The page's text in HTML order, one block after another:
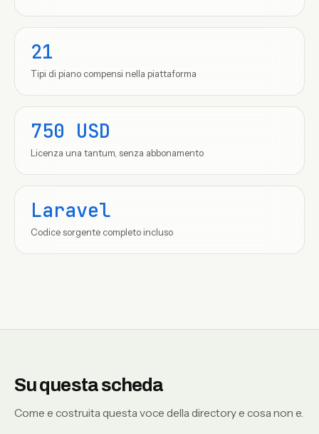
21
Tipi di piano compensi nella piattaforma
750 USD
Licenza una tantum, senza abbonamento
Laravel
Codice sorgente completo incluso
Su questa scheda
Come e costruita questa voce della directory e cosa non e.